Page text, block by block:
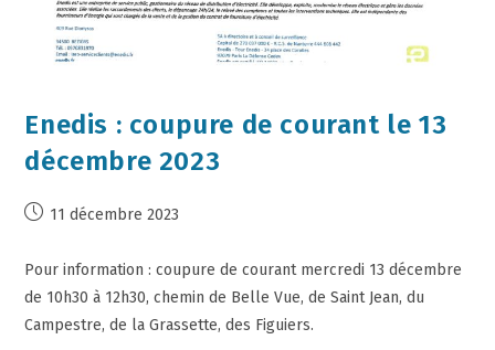
Enedis : coupure de courant le 13
décembre 2023
11 décembre 2023
Pour information : coupure de courant mercredi 13 décembre
de 10h30 à 12h30, chemin de Belle Vue, de Saint Jean, du
Campestre, de la Grassette, des Figuiers.